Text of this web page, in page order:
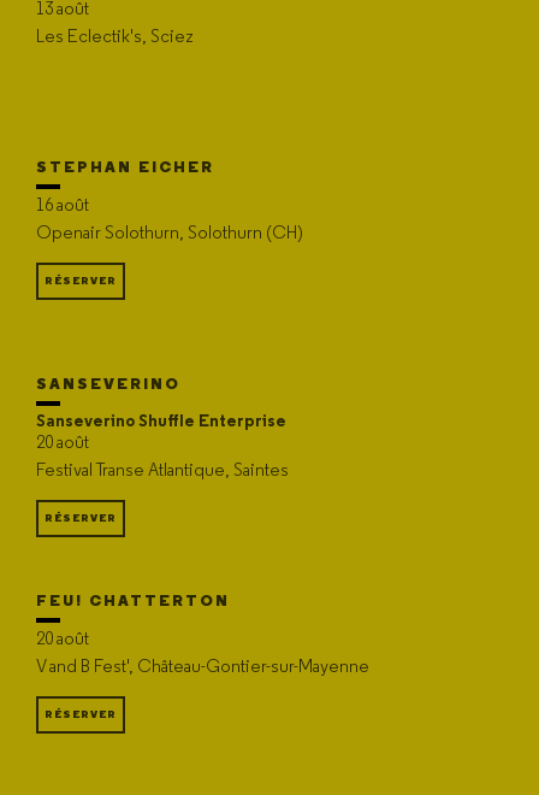
13 août
Les Eclectik's, Sciez
STEPHAN EICHER
16 août
Openair Solothurn, Solothurn (CH)
RÉSERVER
SANSEVERINO
Sanseverino Shuffle Enterprise
20 août
Festival Transe Atlantique, Saintes
RÉSERVER
FEU! CHATTERTON
20 août
V and B Fest', Château-Gontier-sur-Mayenne
RÉSERVER